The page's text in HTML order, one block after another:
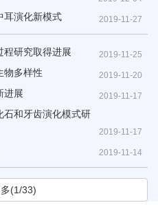
2019-11-27
耳演化新模式
2019-11-25
程研究取得进展
2019-11-20
物多样性
2019-11-17
进展
2019-11-17
石和牙齿演化模式研
2019-11-14
(1/33)